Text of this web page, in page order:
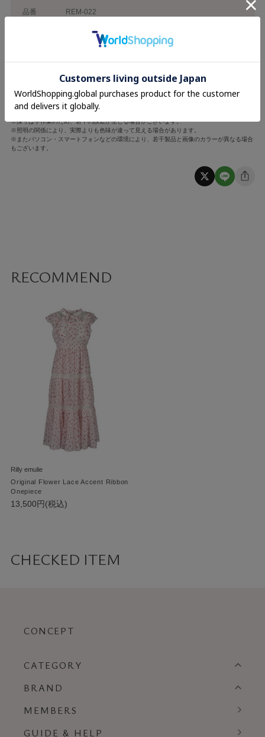
品番 REM-022
F 74cm 52cm 49cm 108cm 108cm
※採寸は手作業のため、若干の誤差が生じる場合がございます。
※照明の関係により、実際よりも色味が違って見える場合があります。
※またパソコン・スマートフォンなどの環境により、若干製品と画像のカラーが異なる場合
もございます。
RECOMMEND
Rilly emulie
Original Flower Lace Accent Ribbon
Onepiece
13,500円(税込)
CHECKED ITEM
CONCEPT
CATEGORY
BRAND
MEMBERS
GUIDE & HELP